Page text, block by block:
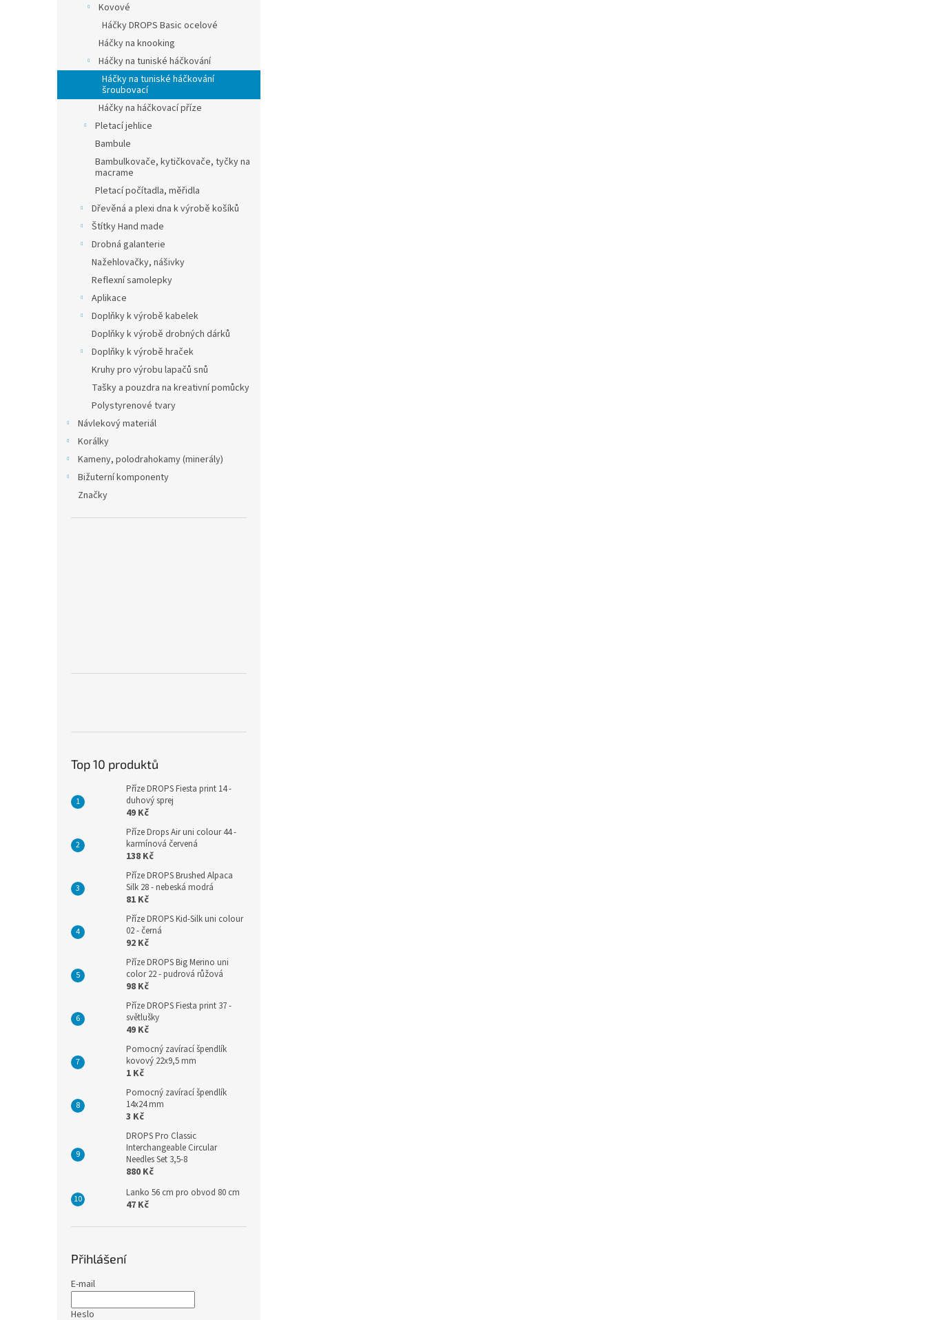
Kovové
Háčky DROPS Basic ocelové
Háčky na knooking
Háčky na tuniské háčkování
Háčky na tuniské háčkování
šroubovací
Háčky na háčkovací příze
Pletací jehlice
Bambule
Bambulkovače, kytičkovače, tyčky na
macrame
Pletací počítadla, měřidla
Dřevěná a plexi dna k výrobě košíků
Štítky Hand made
Drobná galanterie
Nažehlovačky, nášivky
Reflexní samolepky
Aplikace
Doplňky k výrobě kabelek
Doplňky k výrobě drobných dárků
Doplňky k výrobě hraček
Kruhy pro výrobu lapačů snů
Tašky a pouzdra na kreativní pomůcky
Polystyrenové tvary
Návlekový materiál
Korálky
Kameny, polodrahokamy (minerály)
Bižuterní komponenty
Značky
Top 10 produktů
Příze DROPS Fiesta print 14 -
duhový sprej
49 Kč
Příze Drops Air uni colour 44 -
karmínová červená
138 Kč
Příze DROPS Brushed Alpaca
Silk 28 - nebeská modrá
81 Kč
Příze DROPS Kid-Silk uni colour
02 - černá
92 Kč
Příze DROPS Big Merino uni
color 22 - pudrová růžová
98 Kč
Příze DROPS Fiesta print 37 -
světlušky
49 Kč
Pomocný zavírací špendlík
kovový 22x9,5 mm
1 Kč
Pomocný zavírací špendlík
14x24 mm
3 Kč
DROPS Pro Classic
Interchangeable Circular
Needles Set 3,5-8
880 Kč
Lanko 56 cm pro obvod 80 cm
47 Kč
Přihlášení
E-mail
Heslo